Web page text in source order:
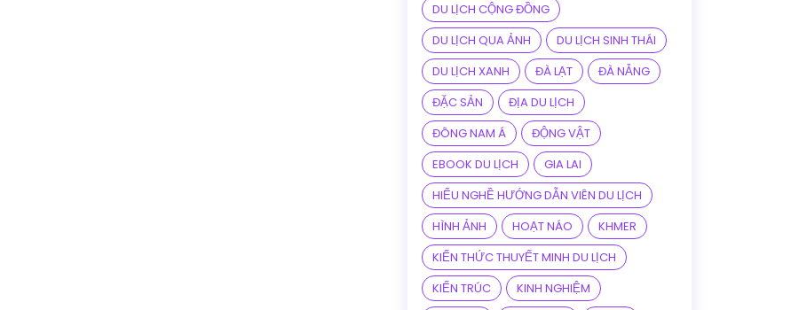
DU LỊCH CỘNG ĐỒNG
DU LỊCH QUA ẢNH
DU LỊCH SINH THÁI
DU LỊCH XANH
ĐÀ LẠT
ĐÀ NẴNG
ĐẶC SẢN
ĐỊA DU LỊCH
ĐÔNG NAM Á
ĐỘNG VẬT
EBOOK DU LỊCH
GIA LAI
HIỂU NGHỀ HƯỚNG DẪN VIÊN DU LỊCH
HÌNH ẢNH
HOẠT NÁO
KHMER
KIẾN THỨC THUYẾT MINH DU LỊCH
KIẾN TRÚC
KINH NGHIỆM